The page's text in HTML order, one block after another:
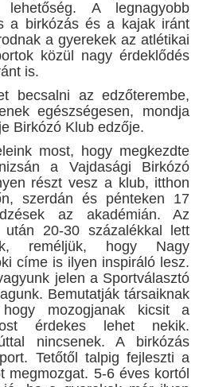
A legnagyobb
a birkózás és a kajak iránt
a gyerekek az atlétikai
közül nagy érdeklődés
is.
becsalni az edzőterembe,
egészségesen, mondja
Birkózó Klub edzője.
most, hogy megkezdte
a Vajdasági Birkózó
részt vesz a klub, itthon
szerdán és pénteken 17
az akadémián. Az
után 20-30 százalékkal lett
reméljük, hogy Nagy
címe is ilyen inspiráló lesz.
jelen a Sportválasztó
Bemutatják társaiknak
mozogjanak kicsit a
érdekes lehet nekik.
nincsenek. A birkózás
Tetőtől talpig fejleszti a
megmozgat. 5-6 éves kortól